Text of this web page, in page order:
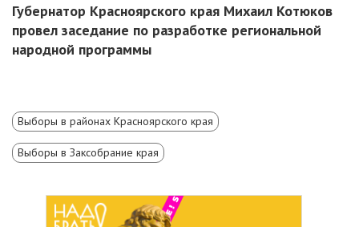
Губернатор Красноярского края Михаил Котюков
провел заседание по разработке региональной
народной программы
Выборы в районах Красноярского края
Выборы в Заксобрание края